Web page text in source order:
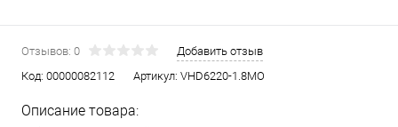
Отзывов: 0
Добавить отзыв
Код: 00000082112 Артикул: VHD6220-1.8MO
Описание товара: